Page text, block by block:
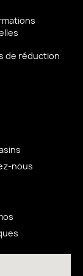
de réduction
nous